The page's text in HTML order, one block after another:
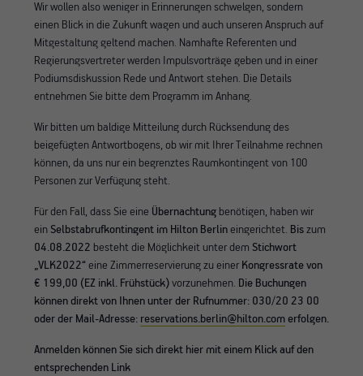
Wir wollen also weniger in Erinnerungen schwelgen, sondern
einen Blick in die Zukunft wagen und auch unseren Anspruch auf
Mitgestaltung geltend machen. Namhafte Referenten und
Regierungsvertreter werden Impulsvorträge geben und in einer
Podiumsdiskussion Rede und Antwort stehen. Die Details
entnehmen Sie bitte dem Programm im Anhang.
Wir bitten um baldige Mitteilung durch Rücksendung des
beigefügten Antwortbogens, ob wir mit Ihrer Teilnahme rechnen
können, da uns nur ein begrenztes Raumkontingent von 100
Personen zur Verfügung steht.
Für den Fall, dass Sie eine Übernachtung benötigen, haben wir
einSelbstabrufkontingent im Hilton Berlineingerichtet. Biszum
04.08.2022 besteht die Möglichkeit unter dem Stichwort
„VLK2022“ eine Zimmerreservierung zu einer Kongressrate von
€ 199,00 (EZ inkl. Frühstück)vorzunehmen. Die Buchungen
können direkt von Ihnen unter der Rufnummer: 030/20 23 00
oder der Mail-Adresse: reservations.berlin@hilton.comerfolgen.
Anmelden können Sie sich direkt hier mit einem Klick auf den
entsprechenden Link